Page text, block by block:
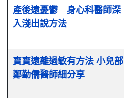
產後遠憂鬱 身心科醫師深
入淺出說方法
寶寶遠離過敏有方法 小兒部
鄭勤儒醫師細分享